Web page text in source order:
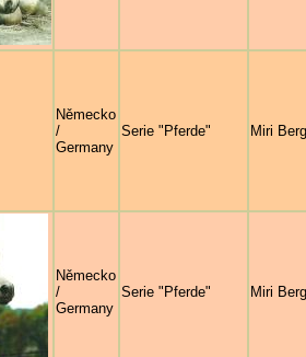
Německo
/
Germany
Serie "Pferde" Miri
Německo
/
Germany
Serie "Pferde" Miri